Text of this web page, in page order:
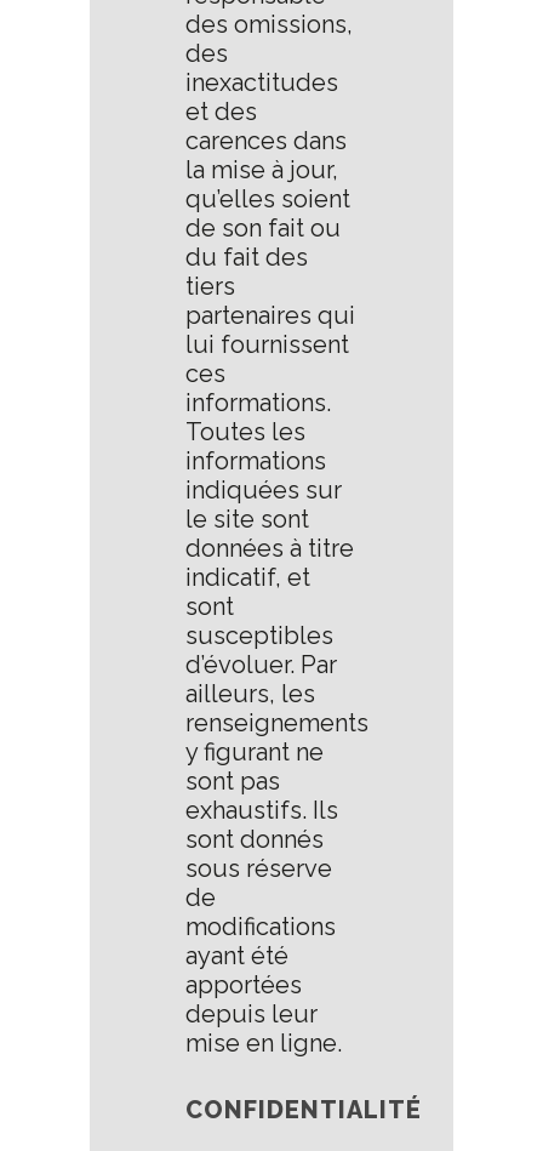
des omissions,
des
inexactitudes
et des
carences dans
la mise à jour,
qu’elles soient
de son fait ou
du fait des
tiers
partenaires qui
lui fournissent
ces
informations.
Toutes les
informations
indiquées sur
le site sont
données à titre
indicatif, et
sont
susceptibles
d’évoluer. Par
ailleurs, les
renseignements
y figurant ne
sont pas
exhaustifs. Ils
sont donnés
sous réserve
de
modifications
ayant été
apportées
depuis leur
mise en ligne.
CONFIDENTIALITÉ